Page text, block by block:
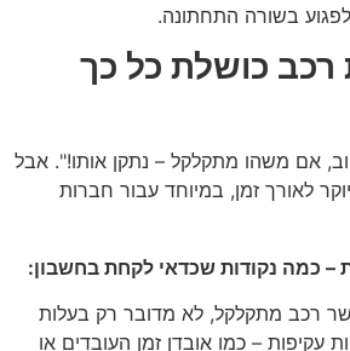
בשורה התחתונה.
רכב כושלת כל כך
אם משהו מתקלקל – נתקן אותו!". אבל
לאורך זמן, במיוחד עבור חברות
– כמה נקודות שכדאי לקחת בחשבון:
רכב מתקלקל, לא מדובר רק בעלות
עקיפות – כמו אובדן זמן העובדים או